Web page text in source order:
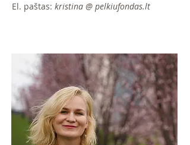
El. paštas: kristina @ pelkiufondas.lt